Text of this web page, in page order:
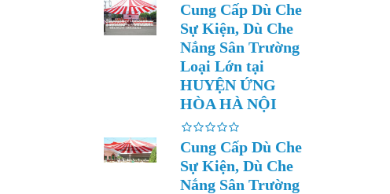
Cung Cấp Dù Che
Sự Kiện, Dù Che
Nắng Sân Trường
Loại Lớn tại
HUYỆN ỨNG
HÒA HÀ NỘI
Cung Cấp Dù Che
Sự Kiện, Dù Che
Nắng Sân Trường